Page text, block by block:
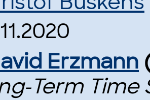
Erzmann
Term Time